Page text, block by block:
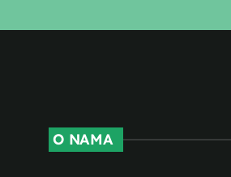
O NAMA